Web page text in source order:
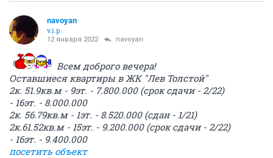
navoyan
v.i.p.
12 января 2022 navoyan
Всем доброго вечера!
Оставшиеся квартиры в ЖК "Лев Толстой"
2к. 51.9кв.м - 9эт. - 7.800.000 (срок сдачи - 2/22)
- 16эт. - 8.000.000
2к. 56.79кв.м - 1эт. - 8.520.000 (сдан - 1/21)
2к.61.52кв.м - 15эт. - 9.200.000 (срок сдачи - 2/22)
- 16эт. - 9.400.000
посетить объект